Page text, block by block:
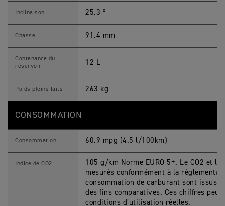
Inclinaison 25.3 º
Chasse 91.4 mm
Contenance du
réservoir
12 L
Poids pleins faits 263 kg
CONSOMMATION
Consommation 60.9 mpg (4.5 l/100km)
Indice de CO2
105 g/km Norme EURO 5+. Le CO2 et
mesurés conformément à la
consommation de carburant sont issus
des fins comparatives. Ces chiffres
conditions d’utilisation réelles.